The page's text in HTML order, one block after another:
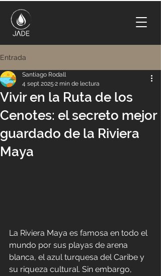
Entrada
Vivir en la Ruta de los
Cenotes: el secreto mejor
guardado de la Riviera
Maya
Santiago Rodall
4 sept 2025 2 min de lectura
La Riviera Maya es famosa en todo el
mundo por sus playas de arena
blanca, el azul turquesa del Caribe y
su riqueza cultural. Sin embargo,